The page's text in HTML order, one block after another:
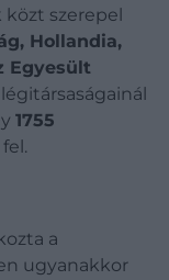
szerepel
Hollandia,
Egyesült
1755
a
ugyanakkor